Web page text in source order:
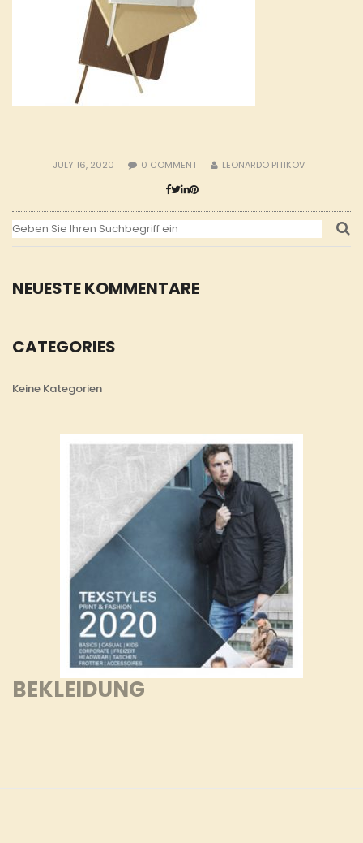
NEUESTE KOMMENTARE
CATEGORIES
Keine Kategorien
BEKLEIDUNG
JULY 16, 2020 0 COMMENT LEONARDO PITIKOV